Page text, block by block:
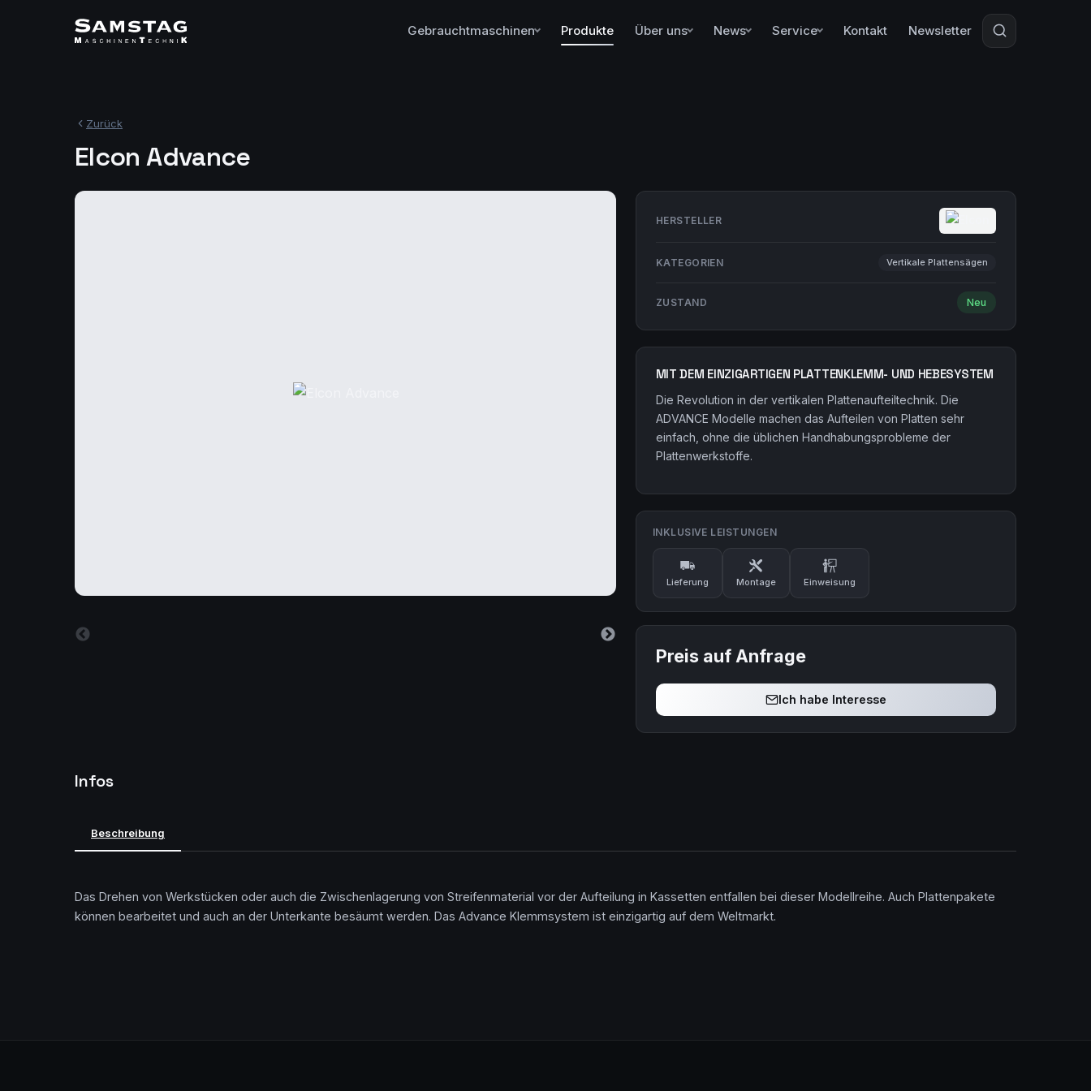
Gebrauchtmaschinen Produkte Über uns News Service Kontakt Newsletter
Zurück
Elcon Advance
HERSTELLER
KATEGORIEN Vertikale Plattensägen
ZUSTAND Neu
MIT DEM EINZIGARTIGEN PLATTENKLEMM- UND HEBESYSTEM
Die Revolution in der vertikalen Plattenaufteiltechnik. Die
ADVANCE Modelle machen das Aufteilen von Platten sehr
einfach, ohne die üblichen Handhabungsprobleme der
Plattenwerkstoffe.
INKLUSIVE LEISTUNGEN
Lieferung Montage Einweisung
Preis auf Anfrage
Ich habe Interesse
Infos
Beschreibung
Das Drehen von Werkstücken oder auch die Zwischenlagerung von Streifenmaterial vor der Aufteilung in Kassetten entfallen bei dieser Modellreihe. Auch Plattenpakete
können bearbeitet und auch an der Unterkante besäumt werden. Das Advance Klemmsystem ist einzigartig auf dem Weltmarkt.